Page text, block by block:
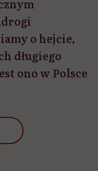
o hejcie,
długiego
ono w Polsce